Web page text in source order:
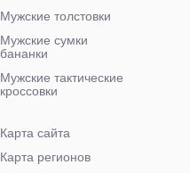
Мужские толстовки
Мужские сумки
бананки
Мужские тактические
кроссовки
Карта сайта
Карта регионов